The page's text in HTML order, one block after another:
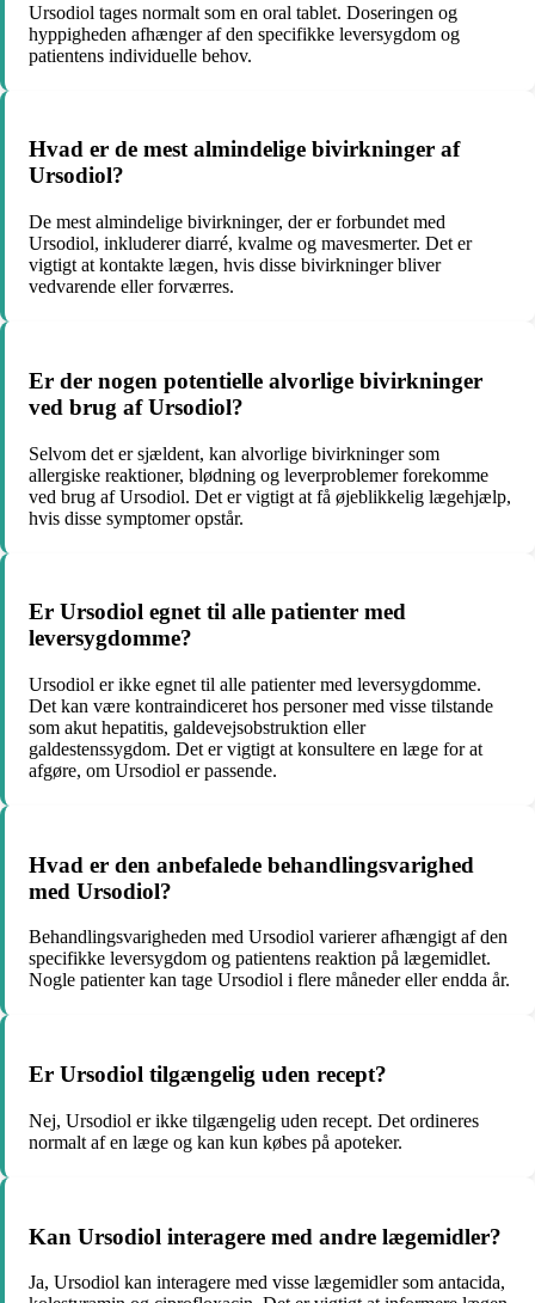
Ursodiol tages normalt som en oral tablet. Doseringen og
hyppigheden afhænger af den specifikke leversygdom og
patientens individuelle behov.
Hvad er de mest almindelige bivirkninger af
Ursodiol?
De mest almindelige bivirkninger, der er forbundet med
Ursodiol, inkluderer diarré, kvalme og mavesmerter. Det er
vigtigt at kontakte lægen, hvis disse bivirkninger bliver
vedvarende eller forværres.
Er der nogen potentielle alvorlige bivirkninger
ved brug af Ursodiol?
Selvom det er sjældent, kan alvorlige bivirkninger som
allergiske reaktioner, blødning og leverproblemer forekomme
ved brug af Ursodiol. Det er vigtigt at få øjeblikkelig lægehjælp,
hvis disse symptomer opstår.
Er Ursodiol egnet til alle patienter med
leversygdomme?
Ursodiol er ikke egnet til alle patienter med leversygdomme.
Det kan være kontraindiceret hos personer med visse tilstande
som akut hepatitis, galdevejsobstruktion eller
galdestenssygdom. Det er vigtigt at konsultere en læge for at
afgøre, om Ursodiol er passende.
Hvad er den anbefalede behandlingsvarighed
med Ursodiol?
Behandlingsvarigheden med Ursodiol varierer afhængigt af den
specifikke leversygdom og patientens reaktion på lægemidlet.
Nogle patienter kan tage Ursodiol i flere måneder eller endda år.
Er Ursodiol tilgængelig uden recept?
Nej, Ursodiol er ikke tilgængelig uden recept. Det ordineres
normalt af en læge og kan kun købes på apoteker.
Kan Ursodiol interagere med andre lægemidler?
Ja, Ursodiol kan interagere med visse lægemidler som antacida,